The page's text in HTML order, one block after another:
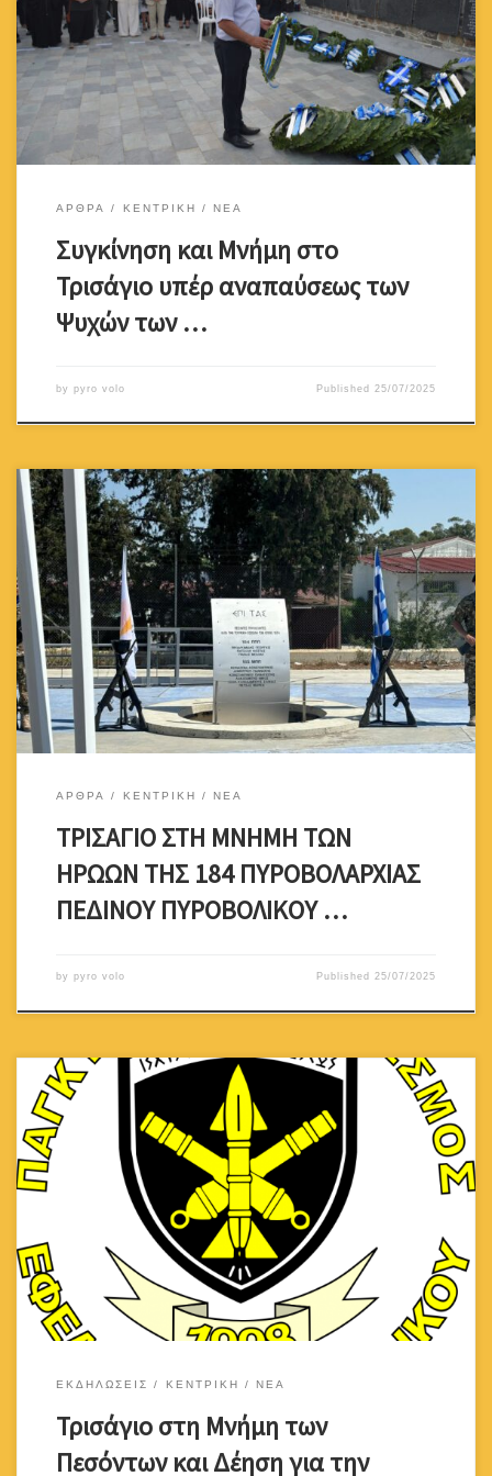
Πλατύ Αγλαντζιάς, δίπλα από το εξωκκλήσιο της Παναγίας
Ελευθερώτριας) μετατράπηκε σε τόπο βαθιάς συγκίνησης και
εθνικής μνήμης. Σε μια ατμόσφαιρα κατάνυξης, πραγματοποιήθηκε
το ετήσιο Τρισάγιο υπέρ αναπαύσεως των ψυχών των […]
ΑΡΘΡΑ ΚΕΝΤΡΙΚΗ ΝΕΑ
Συγκίνηση και Μνήμη στο
Τρισάγιο υπέρ αναπαύσεως των
Ψυχών των …
by pyro volo Published 25/07/2025
Τελέστηκε την Παρασκευή 18 Ιουλίου 2025, στις 10:00 π.μ., το
καθιερωμένο εδώ και 21 χρόνια τρισάγιο στη μνήμη των ηρώων
της 184 Πυροβολαρχίας Πεδινού Πυροβολικού και της 185 Μοίρας
Πεδινού Πυροβολικού, στο Μνημείο Πεσόντων το οποίο
ανεγέρθηκε από το Σύνδεσμο μας στο χώρο των Φοιτητικών
Εστιών, στην Πανεπιστημιούπολη, στη περιοχή […]
ΑΡΘΡΑ ΚΕΝΤΡΙΚΗ ΝΕΑ
ΤΡΙΣΑΓΙΟ ΣΤΗ ΜΝΗΜΗ ΤΩΝ
ΗΡΩΩΝ ΤΗΣ 184 ΠΥΡΟΒΟΛΑΡΧΙΑΣ
ΠΕΔΙΝΟΥ ΠΥΡΟΒΟΛΙΚΟΥ …
by pyro volo Published25/07/2025
Το Διοικητικό Συμβούλιο του Παγκύπριου Σύνδεσμου Εφέδρων
Πυροβολικού έχει την τιμή να σας προσκαλέσει στο Τρισάγιο στη
Μνήμη των Πεσόντων και τη Δέηση για την Ανεύρεση των
Αγνοουμένων Πυροβολητών, που θα τελεστούν την Κυριακή 20
Ιουλίου 2025 και ώρα 18:45, στο χώρο του Μνημείου Πεσόντων και
Αγνοουμένων Πυροβολικού παρά την […]
ΕΚΔΗΛΩΣΕΙΣ ΚΕΝΤΡΙΚΗ ΝΕΑ
Τρισάγιο στη Μνήμη των
Πεσόντων και Δέηση για την